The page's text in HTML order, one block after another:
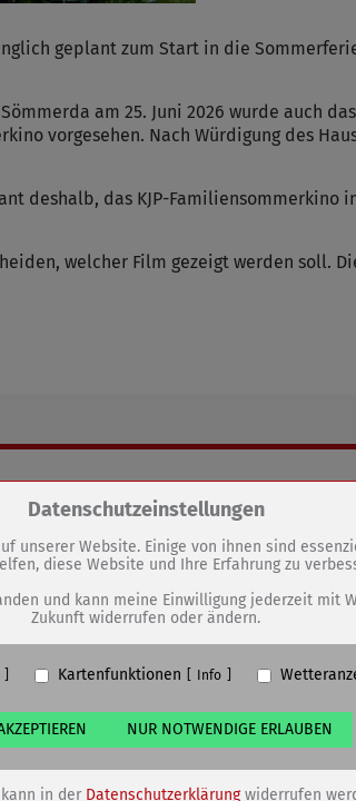
geplant zum Start in die
am 25. Juni 2026 wurde auch
vorgesehen. Nach Würdigung des
deshalb, das KJP-Familiensommerkino
welcher Film gezeigt werden soll.
saubere Sache für
der Seite notwendige Cookies / Drittanbieter:
Cookie
dieser Website (Wenko-Wenselaar GmbH & Co. KG)
Kontaktformular / SPAM Schutz
fe_typo_user
Entscheidungscookie
die Einstellungen der Besucher bezüglich der
Datenschutzeinstellungen
unserer Website. Einige von ihnen sind
diese Website und Ihre Erfahrung zu
und kann meine Einwilligung jederzeit mit
Zukunft widerrufen oder ändern.
Kartenfunktionen Info
NUR NOTWENDIGE ERLAUBEN
in der Datenschutzerklärungwiderrufen